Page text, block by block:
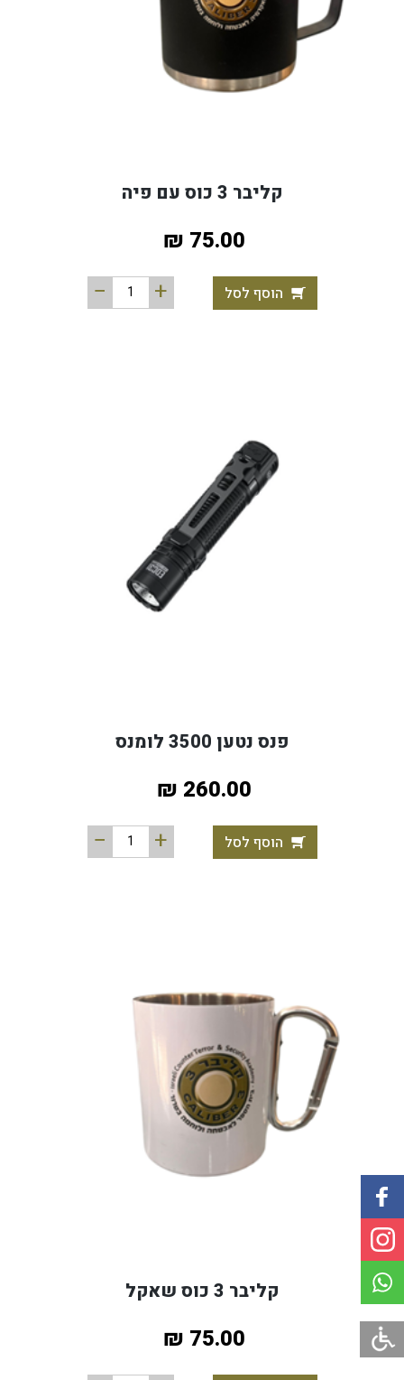
קליבר 3 כוס עם פיה
75.00 ₪
פנס נטען 3500 לומנס
260.00 ₪
קליבר 3 כוס שאקל
75.00 ₪
Share to
WhatsApp